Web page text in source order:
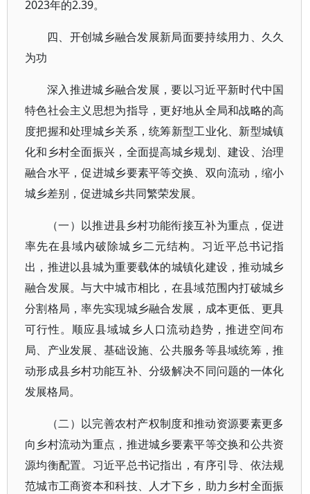
2023年的2.39。
四、开创城乡融合发展新局面要持续用力、久久
为功
深入推进城乡融合发展，要以习近平新时代中国
特色社会主义思想为指导，更好地从全局和战略的高
度把握和处理城乡关系，统筹新型工业化、新型城镇
化和乡村全面振兴，全面提高城乡规划、建设、治理
融合水平，促进城乡要素平等交换、双向流动，缩小
城乡差别，促进城乡共同繁荣发展。
（一）以推进县乡村功能衔接互补为重点，促进
率先在县域内破除城乡二元结构。习近平总书记指
出，推进以县城为重要载体的城镇化建设，推动城乡
融合发展。与大中城市相比，在县域范围内打破城乡
分割格局，率先实现城乡融合发展，成本更低、更具
可行性。顺应县域城乡人口流动趋势，推进空间布
局、产业发展、基础设施、公共服务等县域统筹，推
动形成县乡村功能互补、分级解决不同问题的一体化
发展格局。
（二）以完善农村产权制度和推动资源要素更多
向乡村流动为重点，推进城乡要素平等交换和公共资
源均衡配置。习近平总书记指出，有序引导、依法规
范城市工商资本和科技、人才下乡，助力乡村全面振